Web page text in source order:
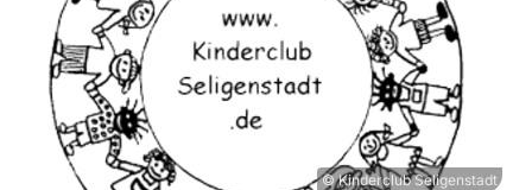
© Kinderclub Seligenstadt